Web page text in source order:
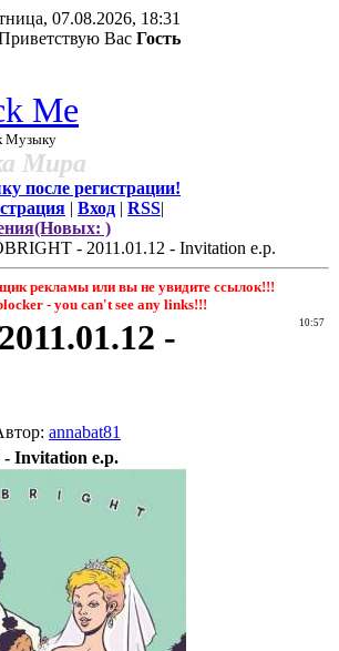
07.08.2026, 18:31
Вас Гость
Me
Музыку
Мира
после регистрации!
| Вход | RSS|
)
- 2011.01.12 - Invitation e.p.
рекламы или вы не увидите ссылок!!!
- you саn't see any links!!!
10:57
-
: annabat81
- Invitation e.p.